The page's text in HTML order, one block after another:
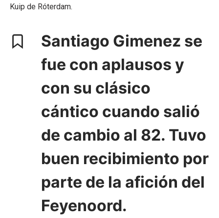
Kuip de Róterdam.
Santiago Gimenez se
fue con aplausos y
con su clásico
cántico cuando salió
de cambio al 82. Tuvo
buen recibimiento por
parte de la afición del
Feyenoord.